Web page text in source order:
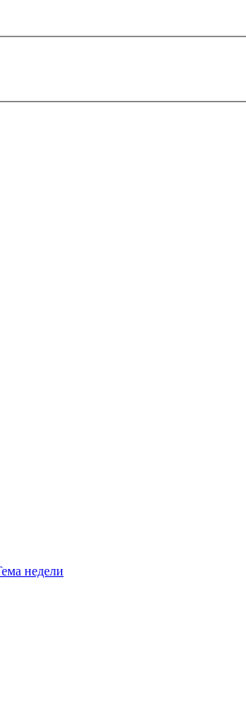
недели